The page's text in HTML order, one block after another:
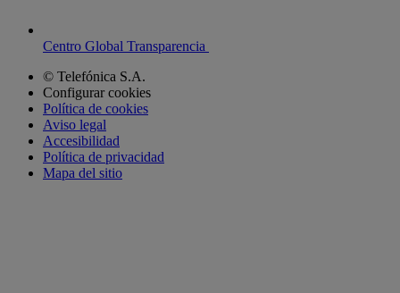
Centro Global Transparencia
© Telefónica S.A.
Configurar cookies
Política de cookies
Aviso legal
Accesibilidad
Política de privacidad
Mapa del sitio